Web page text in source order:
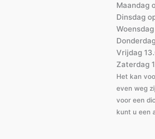
Maandag
Dinsdag
Vrijdag
Zaterdag
Het kan
even weg
voor een
kunt u een